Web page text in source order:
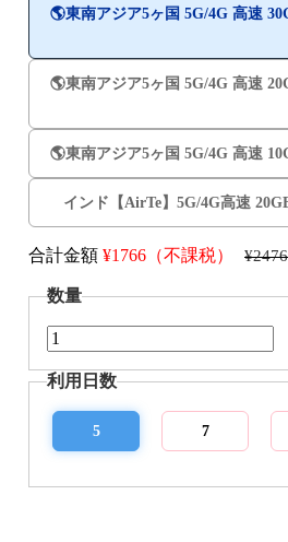
🌎️東南アジア5ヶ国 5G/4G 高速
🌎️東南アジア5ヶ国 5G/4G 高速
🌎️東南アジア5ヶ国 5G/4G 高速
インド【AirTe】5G/4G高速
合計金額 ¥1766（不課税）
数量
利用日数
5 7